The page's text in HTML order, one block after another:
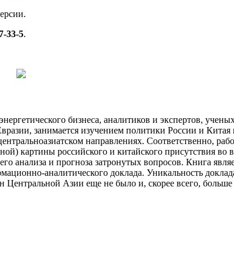
33-5.
бизнеса, аналитиков и экспертов,
занимается изучением политики России и
направлениях. Соответственно,
картины российского и китайского присутствия во
анализа и прогноза затронутых вопросов. Книга
аналитического доклада. Уникальность
Азии еще не было и, скорее всего, больше